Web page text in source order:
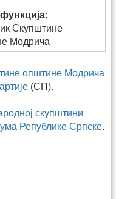
Скупштине
Модрича
општине Модрича
(СП).
скупштини
Републике Српске.